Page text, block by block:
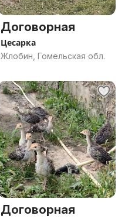
Договорная
Цесарка
Жлобин, Гомельская обл.
Договорная